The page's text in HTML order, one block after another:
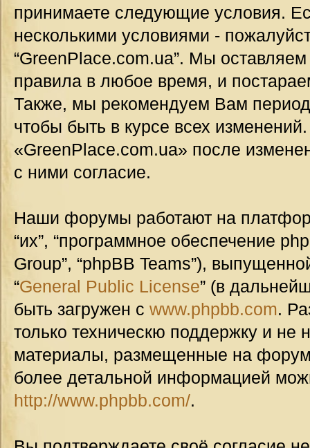
принимаете следующие условия.
несколькими условиями -
“GreenPlace.com.ua”. Мы
правила в любое время, и
Также, мы рекомендуем Вам
чтобы быть в курсе всех
«GreenPlace.com.ua» после
с ними согласие.
Наши форумы работают на
“их”, “программное обеспечение
Group”, “phpBB Teams”),
“General Public License” (в
быть загружен с www.phpbb.com.
только техническю поддержку и не
материалы, размещенные на
более детальной информацией
http://www.phpbb.com/.